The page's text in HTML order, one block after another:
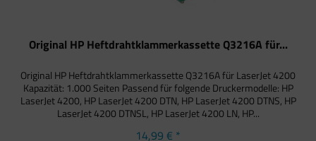
Original HP Heftdrahtklammerkassette Q3216A für...
Original HP Heftdrahtklammerkassette Q3216A für LaserJet 4200
Kapazität: 1.000 Seiten Passend für folgende Druckermodelle: HP
LaserJet 4200, HP LaserJet 4200 DTN, HP LaserJet 4200 DTNS, HP
LaserJet 4200 DTNSL, HP LaserJet 4200 LN, HP...
14,99 € *